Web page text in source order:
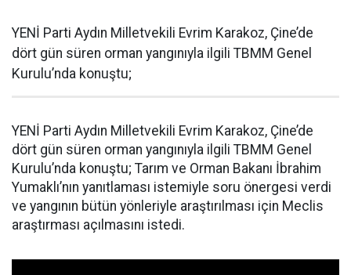
YENİ Parti Aydın Milletvekili Evrim Karakoz, Çine’de
dört gün süren orman yangınıyla ilgili TBMM Genel
Kurulu’nda konuştu;
YENİ Parti Aydın Milletvekili Evrim Karakoz, Çine’de
dört gün süren orman yangınıyla ilgili TBMM Genel
Kurulu’nda konuştu; Tarım ve Orman Bakanı İbrahim
Yumaklı’nın yanıtlaması istemiyle soru önergesi verdi
ve yangının bütün yönleriyle araştırılması için Meclis
araştırması açılmasını istedi.